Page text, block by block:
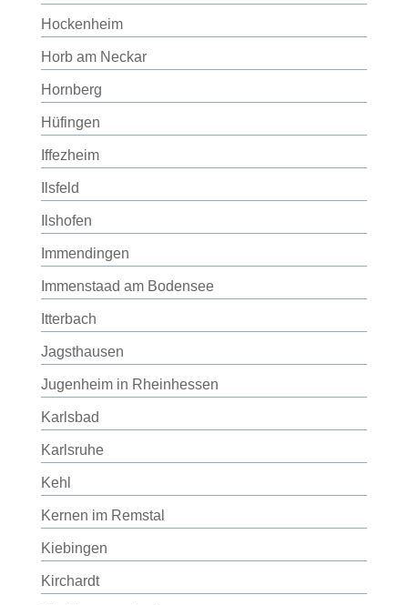
Hockenheim
Horb am Neckar
Hornberg
Hüfingen
Iffezheim
Ilsfeld
Ilshofen
Immendingen
Immenstaad am Bodensee
Itterbach
Jagsthausen
Jugenheim in Rheinhessen
Karlsbad
Karlsruhe
Kehl
Kernen im Remstal
Kiebingen
Kirchardt